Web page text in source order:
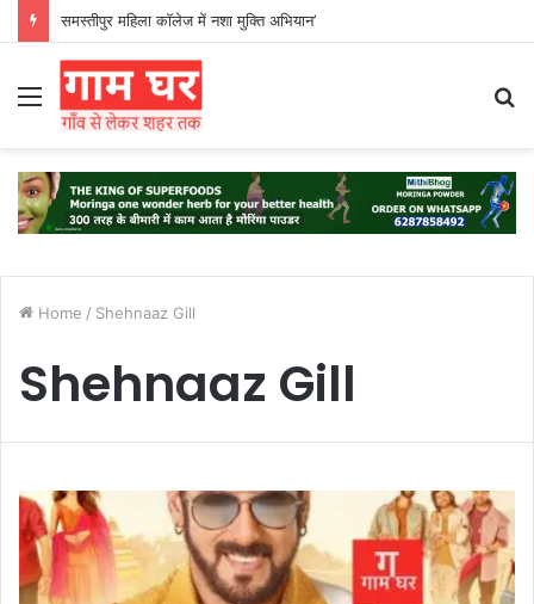
समस्तीपुर महिला कॉलेज में नशा मुक्ति अभियान’
Menu
Home / Shehnaaz Gill
Shehnaaz Gill